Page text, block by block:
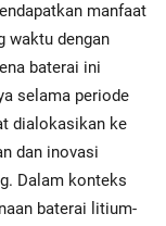
manfaat
waktu dengan
baterai ini
selama periode
dialokasikan ke
dan inovasi
Dalam konteks
baterai litium-